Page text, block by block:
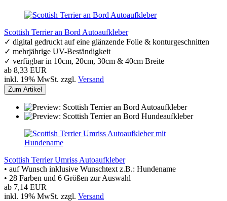
Scottish Terrier an Bord Autoaufkleber
✓ digital gedruckt auf eine glänzende Folie & konturgeschnitten
✓ mehrjährige UV-Beständigkeit
✓ verfügbar in 10cm, 20cm, 30cm & 40cm Breite
ab 8,33 EUR
inkl. 19% MwSt. zzgl. Versand
Zum Artikel
Scottish Terrier Umriss Autoaufkleber
• auf Wunsch inklusive Wunschtext z.B.: Hundename
• 28 Farben und 6 Größen zur Auswahl
ab 7,14 EUR
inkl. 19% MwSt. zzgl. Versand